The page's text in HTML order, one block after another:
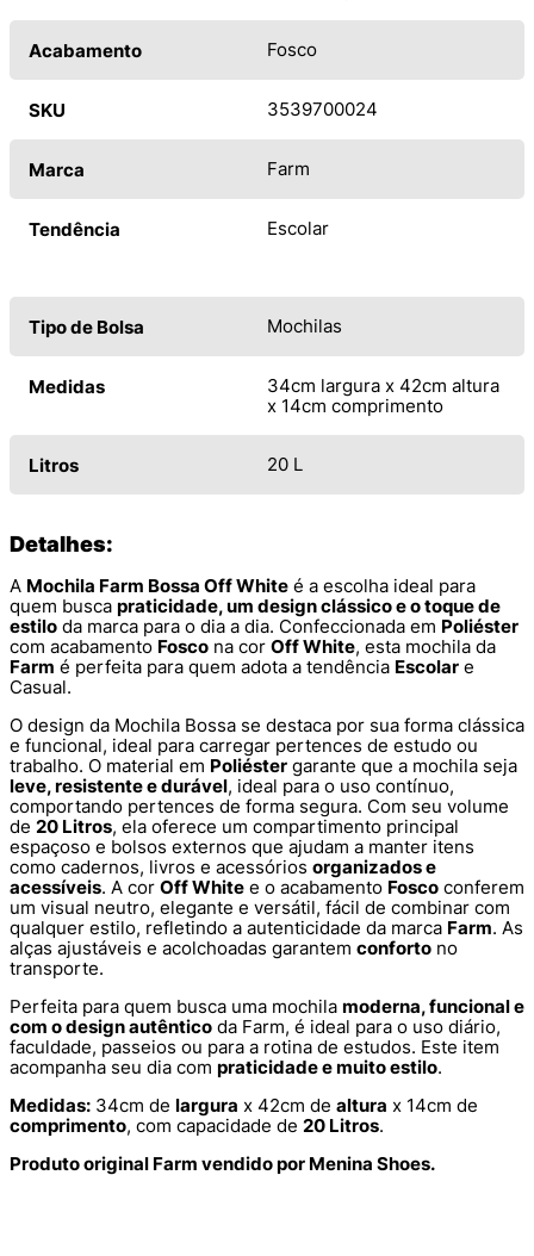
Acabamento Fosco
SKU 3539700024
Marca Farm
Tendência Escolar
Tipo de Bolsa Mochilas
Medidas
34cm largura x 42cm altura
x 14cm comprimento
Litros 20 L
Detalhes:
A Mochila Farm Bossa Off White é a escolha ideal para
quem busca praticidade, um design clássico e o toque de
estilo da marca para o dia a dia. Confeccionada em Poliéster
com acabamento Fosco na cor Off White, esta mochila da
Farm é perfeita para quem adota a tendência Escolar e
Casual.
O design da Mochila Bossa se destaca por sua forma clássica
e funcional, ideal para carregar pertences de estudo ou
trabalho. O material em Poliéster garante que a mochila seja
leve, resistente e durável, ideal para o uso contínuo,
comportando pertences de forma segura. Com seu volume
de 20 Litros, ela oferece um compartimento principal
espaçoso e bolsos externos que ajudam a manter itens
como cadernos, livros e acessórios organizados e
acessíveis. A cor Off White e o acabamento Fosco conferem
um visual neutro, elegante e versátil, fácil de combinar com
qualquer estilo, refletindo a autenticidade da marca Farm. As
alças ajustáveis e acolchoadas garantem conforto no
transporte.
Perfeita para quem busca uma mochila moderna, funcional e
com o design autêntico da Farm, é ideal para o uso diário,
faculdade, passeios ou para a rotina de estudos. Este item
acompanha seu dia com praticidade e muito estilo.
Medidas: 34cm de largura x 42cm de altura x 14cm de
comprimento, com capacidade de 20 Litros.
Produto original Farm vendido por Menina Shoes.